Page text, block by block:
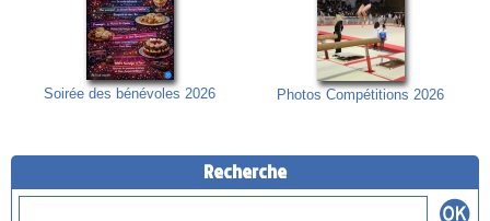
Soirée des bénévoles 2026 Photos Compétitions 2026
Recherche